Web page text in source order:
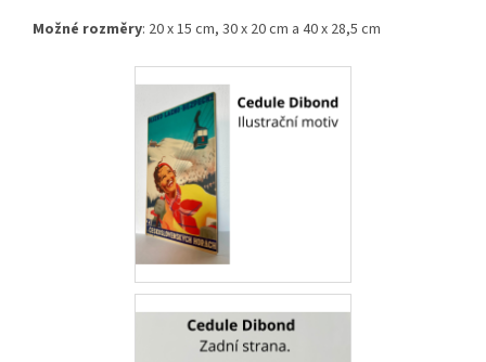
Možné rozměry: 20 x 15 cm, 30 x 20 cm a 40 x 28,5 cm